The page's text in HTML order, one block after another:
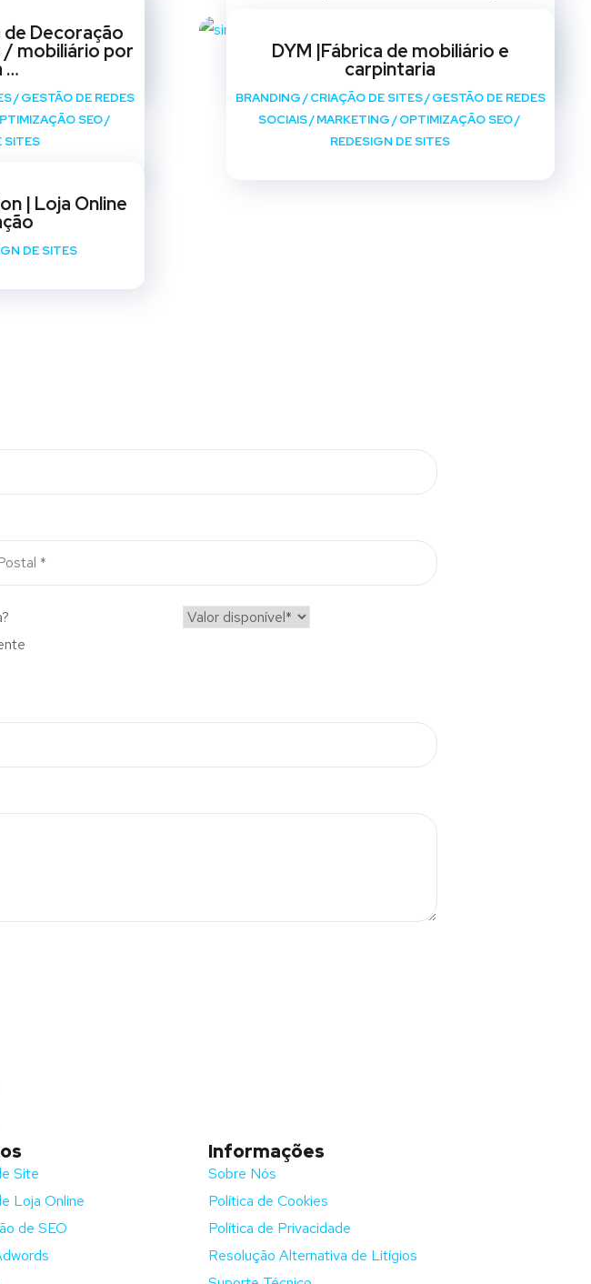
SEO/
SITES
REDESIGN DE SITES
Decoração
mobiliário por
…
/GESTÃO DE REDES
SEO/
SITES
DYM |Fábrica de mobiliário e
carpintaria
BRANDING/CRIAÇÃO DE SITES/GESTÃO DE REDES
SOCIAIS/MARKETING/OPTIMIZAÇÃO SEO/
REDESIGN DE SITES
| Loja Online
DE SITES
Site
Loja Online
de SEO
Informações
Sobre Nós
Política de Cookies
Política de Privacidade
Resolução Alternativa de Litígios